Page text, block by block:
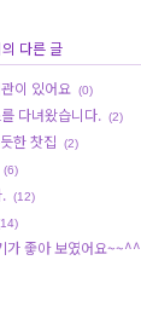
다른 글
이 있어요 (0)
다녀왔습니다. (2)
한 찻집 (2)
(6)
(12)
가 좋아 보였어요~~^^